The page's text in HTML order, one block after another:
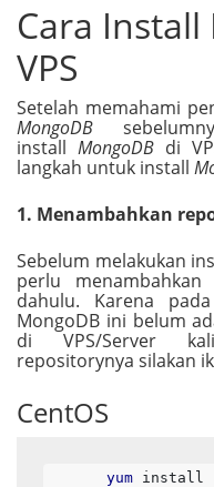
Cara
VPS
Setelah memahami
MongoDB
install MongoDBdi
langkah untuk install
1. Menambahkan
Sebelum melakukan
perlu
dahulu. Karena
MongoDB ini belum
di VPS/Server
repositorynya silakan
CentOS
yum install -